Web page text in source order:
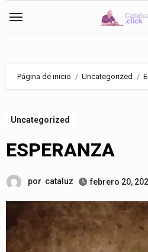
Página de inicio Uncategorized
Uncategorized
ESPERANZA
por cataluz febrero 20,